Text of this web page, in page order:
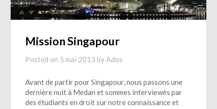
Mission Singapour
Posted on 5 mai 2013 byAdos
Avant de partir pour Singapour, nous passons une
dernière nuit à Medan et sommes interviewés par
des étudiants en droit sur notre connaissance et